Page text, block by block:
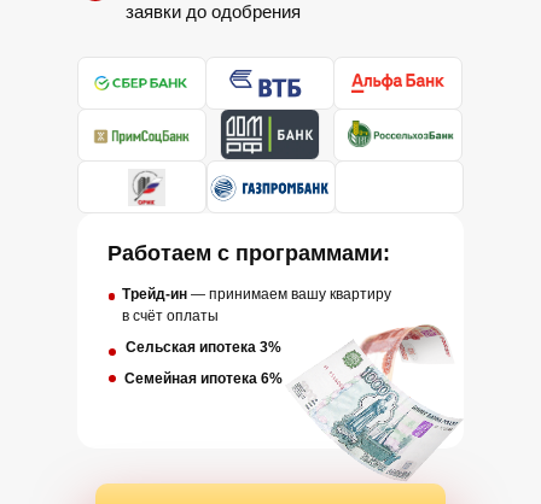
Работаем с программами:
Трейд-ин — принимаем вашу квартиру
в счёт оплаты
Семейная ипотека 6%
Сельская ипотека 3%
заявки до одобрения